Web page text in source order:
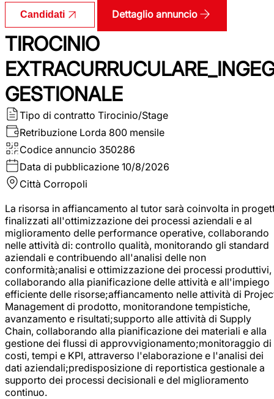
Candidati Dettaglio annuncio
TIROCINIO
GESTIONALE
Tipo di contratto Tirocinio/Stage
Retribuzione Lorda 800 mensile
Codice annuncio 350286
Data di pubblicazione 10/8/2026
Città Corropoli
La risorsa in affiancamento al tutor sarà coinvolta in
finalizzati all'ottimizzazione dei processi aziendali e al
miglioramento delle performance operative, collaborando
nelle attività di: controllo qualità, monitorando gli standard
aziendali e contribuendo all'analisi delle non
conformità;analisi e ottimizzazione dei processi produttivi,
collaborando alla pianificazione delle attività e all'impiego
efficiente delle risorse;affiancamento nelle attività di
Management di prodotto, monitorandone tempistiche,
avanzamento e risultati;supporto alle attività di Supply
Chain, collaborando alla pianificazione dei materiali e alla
gestione dei flussi di approvvigionamento;monitoraggio di
costi, tempi e KPI, attraverso l'elaborazione e l'analisi dei
dati aziendali;predisposizione di reportistica gestionale a
supporto dei processi decisionali e del miglioramento
continuo.